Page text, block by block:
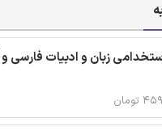
زبان و ادبیات فارسی و